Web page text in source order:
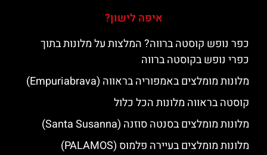
איפה לישון?
כפר נופש קוסטה ברווה? המלצות על מלונות בתוך
כפרי נופש בקוסטה ברווה
מלונות מומלצים באמפוריה בראווה (Empuriabrava)
קוסטה בראווה מלונות הכל כלול
מלונות מומלצים בסנטה סוזנה (Santa Susanna)
מלונות מומלצים בעיירה פלמוס (PALAMOS)